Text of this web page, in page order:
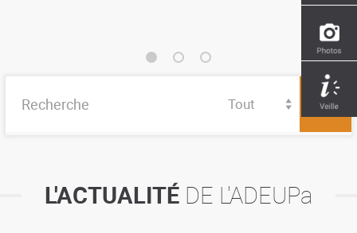
Tout
L'ACTUALITÉ DE L'ADEUPa